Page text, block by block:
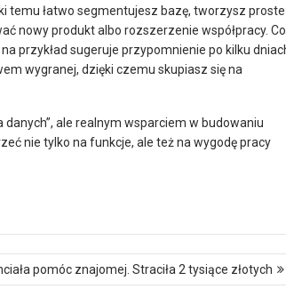
temu łatwo segmentujesz bazę, tworzysz proste
nowy produkt albo rozszerzenie współpracy. Co
przykład sugeruje przypomnienie po kilku
wygranej, dzięki czemu skupiasz się na
ale realnym wsparciem w budowaniu
nie tylko na funkcje, ale też na wygodę pracy
pomóc znajomej. Straciła 2 tysiące złotych